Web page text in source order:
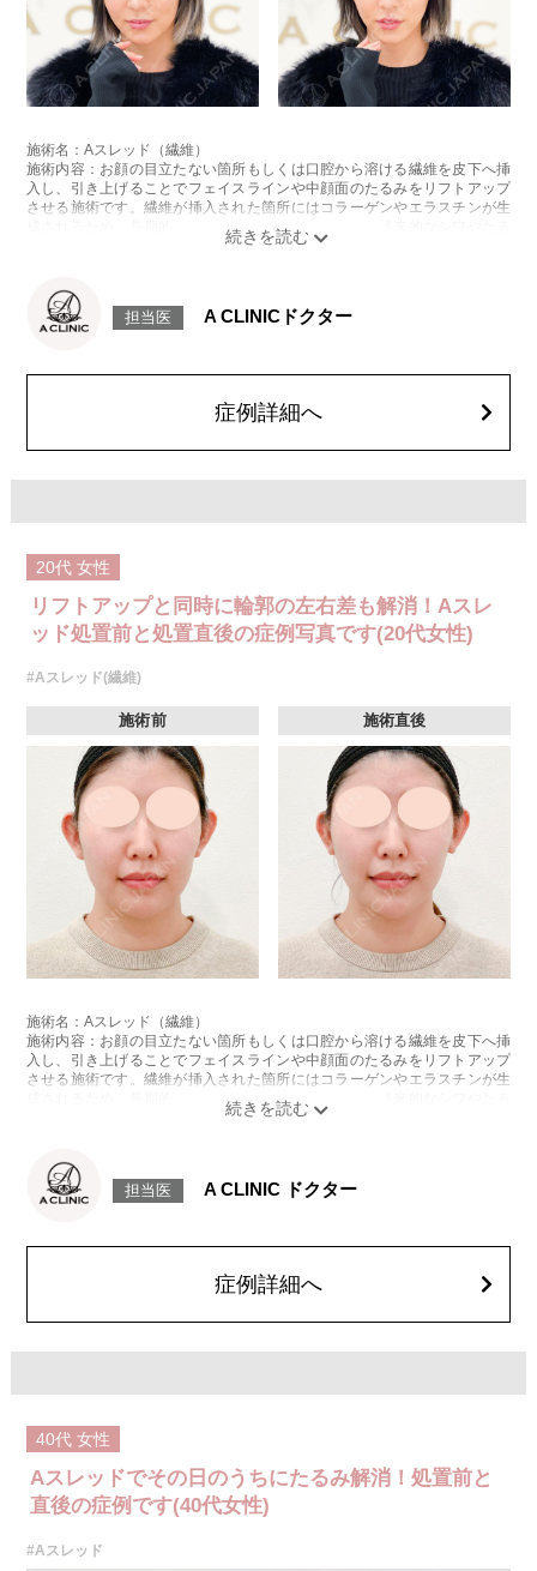
施術名：Aスレッド（繊維）
施術内容：お顔の目立たない箇所もしくは口腔から溶ける繊維を皮下へ挿
入し、引き上げることでフェイスラインや中顔面のたるみをリフトアップ
させる施術です。繊維が挿入された箇所にはコラーゲンやエラスチンが生
成されるため、長期的な美肌効果、肌質の改善効果、将来的なシワやたる
みの予防効果が期待できます。
とがございます。また、稀ではありますが、施術部位の細菌感染症、皮膚
のよれ、繊維の突出などが生じることがございます。化膿止め・痛み止め
費用：1部位 184,800円(税込)
オプション：笑気麻酔 3,300円(税込)
担当医 A CLINICドクター
症例詳細へ
20代 女性
リフトアップと同時に輪郭の左右差も解消！Aスレ
ッド処置前と処置直後の症例写真です(20代女性)
#Aスレッド(繊維)
施術前 施術直後
施術名：Aスレッド（繊維）
施術内容：お顔の目立たない箇所もしくは口腔から溶ける繊維を皮下へ挿
入し、引き上げることでフェイスラインや中顔面のたるみをリフトアップ
させる施術です。繊維が挿入された箇所にはコラーゲンやエラスチンが生
成されるため、長期的な美肌効果、肌質の改善効果、将来的なシワやたる
みの予防効果が期待できます。
とがございます。また、稀ではありますが、施術部位の細菌感染症、皮膚
のよれ、繊維の突出などが生じることがございます。化膿止め・痛み止め
費用：1部位 184,800円(税込)
オプション：笑気麻酔 3,300円(税込)
担当医 A CLINIC ドクター
症例詳細へ
40代 女性
Aスレッドでその日のうちにたるみ解消！処置前と
直後の症例です(40代女性)
#Aスレッド